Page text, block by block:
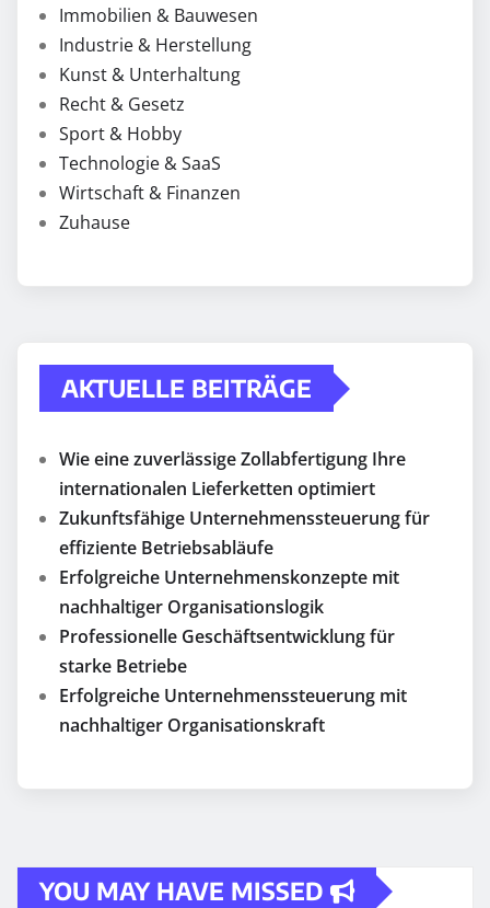
Immobilien & Bauwesen
Industrie & Herstellung
Kunst & Unterhaltung
Recht & Gesetz
Sport & Hobby
Technologie & SaaS
Wirtschaft & Finanzen
Zuhause
AKTUELLE BEITRÄGE
Wie eine zuverlässige Zollabfertigung Ihre
internationalen Lieferketten optimiert
Zukunftsfähige Unternehmenssteuerung für
effiziente Betriebsabläufe
Erfolgreiche Unternehmenskonzepte mit
nachhaltiger Organisationslogik
Professionelle Geschäftsentwicklung für
starke Betriebe
Erfolgreiche Unternehmenssteuerung mit
nachhaltiger Organisationskraft
YOU MAY HAVE MISSED